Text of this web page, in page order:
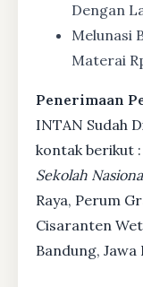
Dengan
Melunasi
Materai
Penerimaan
INTAN Sudah
kontak berikut :
Sekolah
Raya, Perum
Cisaranten
Bandung,